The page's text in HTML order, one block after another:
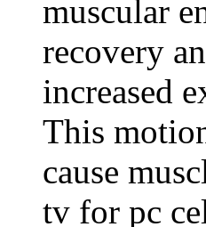
muscular
recovery
increased
This
cause
tv for pc